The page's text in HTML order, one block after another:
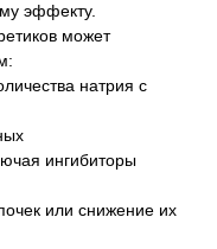
эффекту.
может
натрия с
ингибиторы
или снижение их